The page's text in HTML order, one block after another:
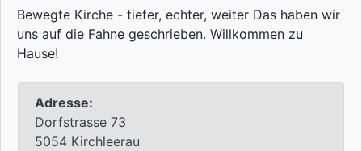
Bewegte Kirche - tiefer, echter, weiter Das haben wir
uns auf die Fahne geschrieben. Willkommen zu
Hause!
Adresse:
Dorfstrasse 73
5054 Kirchleerau